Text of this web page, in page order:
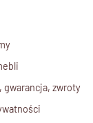
gwarancja, zwroty